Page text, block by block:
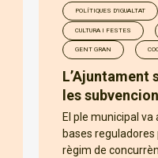
POLÍTIQUES D'IGUALTAT
CULTURA I FESTES
GENT GRAN
les
El ple municipal
bases
règim de